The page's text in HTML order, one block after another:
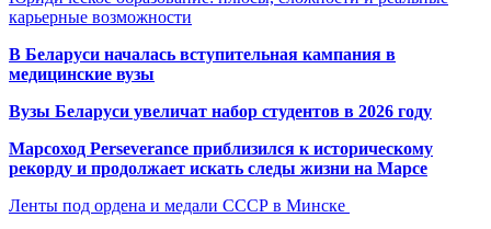
карьерные возможности
В Беларуси началась вступительная кампания в
медицинские вузы
Вузы Беларуси увеличат набор студентов в 2026 году
Марсоход Perseverance приблизился к историческому
рекорду и продолжает искать следы жизни на Марсе
Ленты под ордена и медали СССР в Минске